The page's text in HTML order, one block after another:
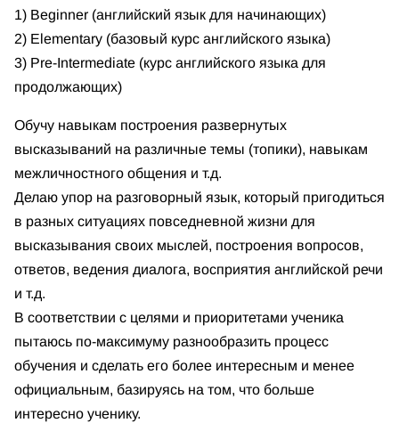
1) Beginner (английский язык для начинающих)
2) Elementary (базовый курс английского языка)
3) Pre-Intermediate (курс английского языка для
продолжающих)
Обучу навыкам построения развернутых
высказываний на различные темы (топики), навыкам
межличностного общения и т.д.
Делаю упор на разговорный язык, который пригодиться
в разных ситуациях повседневной жизни для
высказывания своих мыслей, построения вопросов,
ответов, ведения диалога, восприятия английской речи
и т.д.
В соответствии с целями и приоритетами ученика
пытаюсь по-максимуму разнообразить процесс
обучения и сделать его более интересным и менее
официальным, базируясь на том, что больше
интересно ученику.